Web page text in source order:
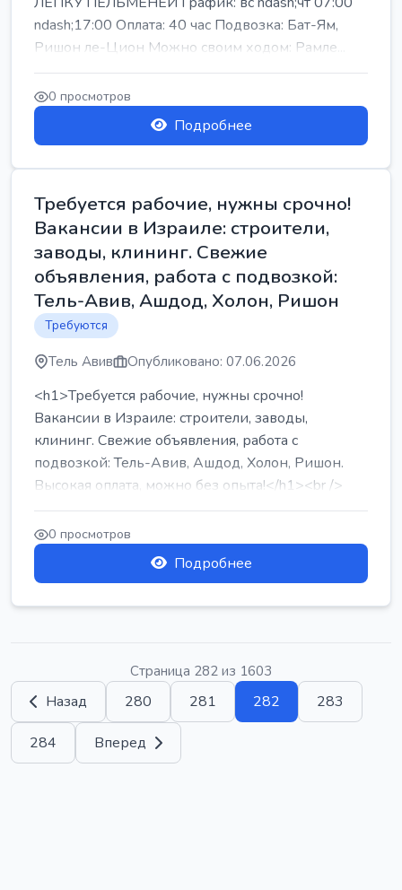
ndash;17:00 Оплата: 40 час Подвозка: Бат-Ям,
Ришон ле-Цион Можно своим ходом: Рамле...
0 просмотров
Подробнее
Требуется рабочие, нужны срочно!
Вакансии в Израиле: строители,
заводы, клининг. Свежие
объявления, работа с подвозкой:
Тель-Авив, Ашдод, Холон, Ришон
Требуются
Тель Авив Опубликовано: 07.06.2026
<h1>Требуется рабочие, нужны срочно!
Вакансии в Израиле: строители, заводы,
клининг. Свежие объявления, работа с
подвозкой: Тель-Авив, Ашдод, Холон, Ришон.
Высокая оплата, можно без опыта!</h1><br />
...
0 просмотров
Подробнее
Страница 282 из 1603
Назад 280 281 282 283
284 Вперед